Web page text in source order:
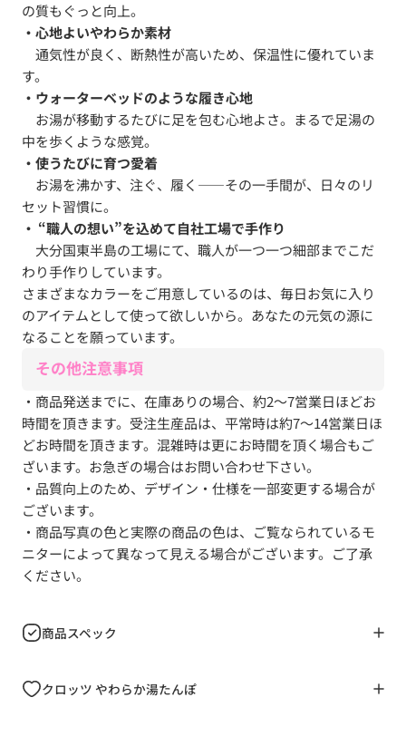
の質もぐっと向上。
・心地よいやわらか素材
通気性が良く、断熱性が高いため、保温性に優れていま
す。
・ウォーターベッドのような履き心地
お湯が移動するたびに足を包む心地よさ。まるで足湯の
中を歩くような感覚。
・使うたびに育つ愛着
お湯を沸かす、注ぐ、履く——その一手間が、日々のリ
セット習慣に。
・ “職人の想い”を込めて自社工場で手作り
大分国東半島の工場にて、職人が一つ一つ細部までこだ
わり手作りしています。
さまざまなカラーをご用意しているのは、毎日お気に入り
のアイテムとして使って欲しいから。あなたの元気の源に
なることを願っています。
その他注意事項
・商品発送までに、在庫ありの場合、約2～7営業日ほどお
時間を頂きます。受注生産品は、平常時は約7～14営業日ほ
どお時間を頂きます。混雑時は更にお時間を頂く場合もご
ざいます。お急ぎの場合はお問い合わせ下さい。
・品質向上のため、デザイン・仕様を一部変更する場合が
ございます。
・商品写真の色と実際の商品の色は、ご覧なられているモ
ニターによって異なって見える場合がございます。ご了承
ください。
商品スペック
クロッツ やわらか湯たんぽ